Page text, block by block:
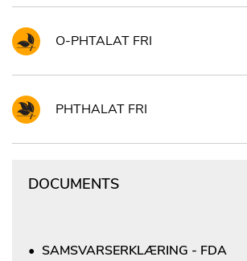
O-PHTALAT FRI
PHTHALAT FRI
DOCUMENTS
SAMSVARSERKLÆRING - FDA